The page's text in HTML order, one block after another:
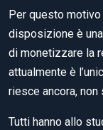
Per questo
disposizione è
di monetizzare la
attualmente è
riesce ancora,
Tutti hanno allo